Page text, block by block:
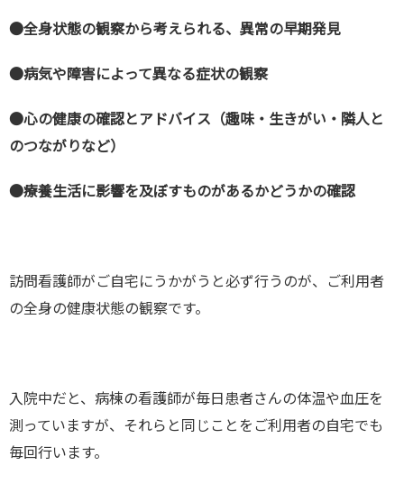
●全身状態の観察から考えられる、異常の早期発見
●病気や障害によって異なる症状の観察
●心の健康の確認とアドバイス（趣味・生きがい・隣人と
のつながりなど）
●療養生活に影響を及ぼすものがあるかどうかの確認
訪問看護師がご自宅にうかがうと必ず行うのが、ご利用者
の全身の健康状態の観察です。
入院中だと、病棟の看護師が毎日患者さんの体温や血圧を
測っていますが、それらと同じことをご利用者の自宅でも
毎回行います。